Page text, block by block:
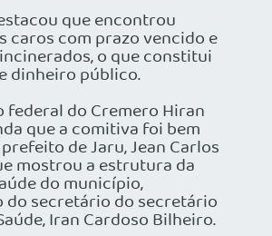
que encontrou
caros com prazo vencido e
o que constitui
dinheiro público.
federal do Cremero Hiran
que a comitiva foi bem
de Jaru, Jean Carlos
mostrou a estrutura da
do município,
do secretário do secretário
Iran Cardoso Bilheiro.